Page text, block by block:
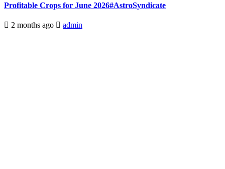
Profitable Crops for June 2026#AstroSyndicate
2 months ago admin